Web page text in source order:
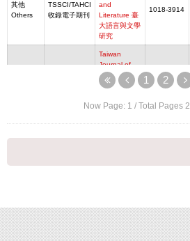
其他
Others
TSSCI/TAHCI
收錄電子期刊
and
Literature 臺
大語言與文學
研究
1018-3914
Taiwan
Journal of
Linguistics.
臺灣語言學期
1729-4649
Others
收錄電子期刊
學集刊
Others
收錄電子期刊
of Modern
History
Academia
--
1 2
Now Page: 1 / Total Pages 2